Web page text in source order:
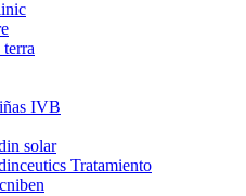
IVB
solar
Tratamiento